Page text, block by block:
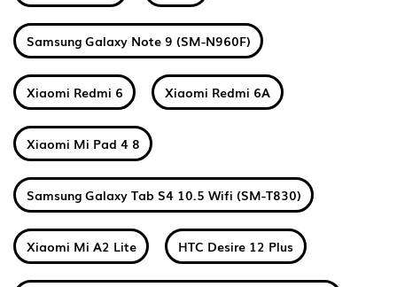
Samsung Galaxy Note 9 (SM-N960F)
Xiaomi Redmi 6 Xiaomi Redmi 6A
Xiaomi Mi Pad 4 8
Samsung Galaxy Tab S4 10.5 Wifi (SM-T830)
Xiaomi Mi A2 Lite HTC Desire 12 Plus